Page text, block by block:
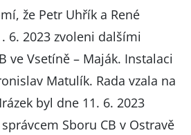
že Petr Uhřík a René
6. 2023 zvoleni dalšími
ve Vsetíně – Maják. Instalaci
Matulík. Rada vzala na
byl dne 11. 6. 2023
Sboru CB v Ostravě